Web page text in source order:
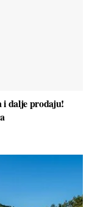
i dalje prodaju!